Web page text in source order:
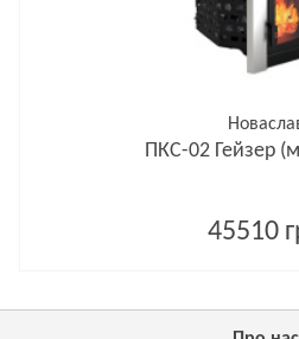
ПКС-02 Гейзер
45510